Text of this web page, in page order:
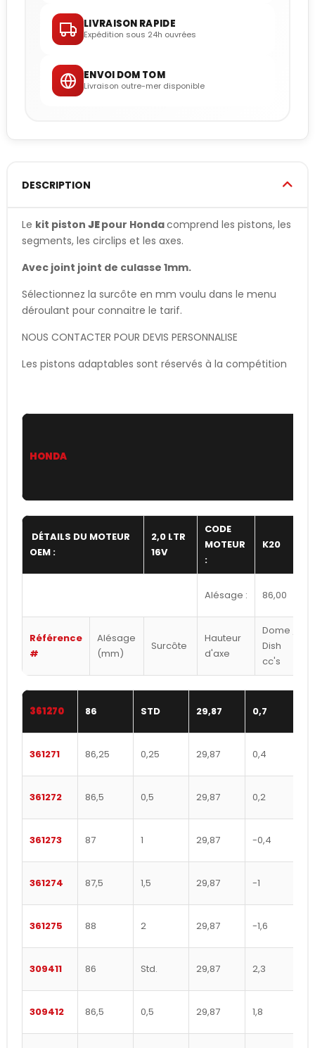
LIVRAISON RAPIDE
Expédition sous 24h ouvrées
ENVOI DOM TOM
Livraison outre-mer disponible
DESCRIPTION
Le kit piston JEpour Hondacomprend les pistons, les
segments, les circlips et les axes.
Avec joint joint de culasse 1mm.
Sélectionnez la surcôte en mm voulu dans le menu
déroulant pour connaitre le tarif.
NOUS CONTACTER POUR DEVIS PERSONNALISE
Les pistons adaptables sont réservés à la compétition
HONDA
DÉTAILS DU MOTEUR
OEM :
2,0 LTR
16V
CODE
MOTEUR
:
K20
Alésage : 86,00
Référence
#
Alésage
(mm)
Surcôte
Hauteur
d'axe
Dome /
Dish
cc's
361270 86 STD 29,87 0,7
361271 86,25 0,25 29,87 0,4
361272 86,5 0,5 29,87 0,2
361273 87 1 29,87 -0,4
361274 87,5 1,5 29,87 -1
361275 88 2 29,87 -1,6
309411 86 Std. 29,87 2,3
309412 86,5 0,5 29,87 1,8